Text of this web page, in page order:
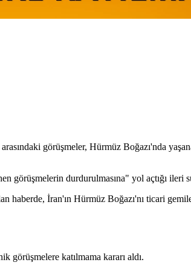
görüşmeler, Hürmüz Boğazı'nda
görüşmelerin durdurulmasına" yol açtığı ileri
haberde, İran'ın Hürmüz Boğazı'nı ticari
görüşmelere katılmama kararı aldı.